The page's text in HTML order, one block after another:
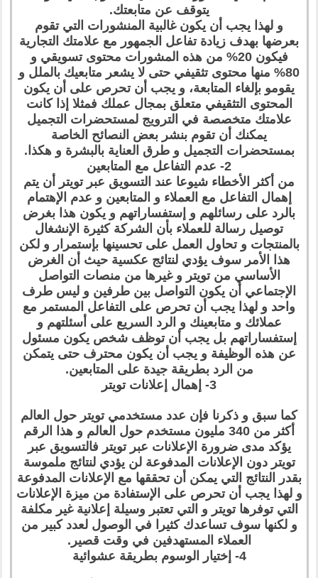
يتوقف عن متابعتك.
و لهذا يجب أن يكون غالبية المنشورات التي تقوم
بعرضها بهدف زيادة تفاعل الجمهور مع علامتك التجارية
فيكون 20% من هذه المشورات محتوى تسويقي و
80% منها محتوى تثقيفي حتى لا يشعر متابعيك بالملل و
يقومو بإلغاء المتابعة، و يجب أن تحرص على أن يكون
المحتوى التثقيفي متعلق بمجال عملك فمثلا إذا كانت
علامتك متخصصة في الترويج لمستحضرات التجميل
يمكنك أن تقوم بنشر بعض النصائح الخاصة
بمستحضرات التجميل و طرق العناية بالبشرة و هكذا.
2- عدم التفاعل مع المتابعين
من أكثر الأخطاء شيوعا عند التسويق عبر تويتر أن يتم
إهمال التفاعل مع العملاء و المتابعين و عدم الإهتمام
بالرد على رسائلهم و إستفساراتهم و يكون هذا بغرض
توصيل رسالة للعملاء بأن الشركة كثيرة الإنشغال
بالمنتجات و تحاول العمل على تحسينها بإستمرار و لكن
هذا الأمر سوف يؤدي لنتائج عكسية حيث أن الغرض
الأساسي من تويتر و غيرها من منصات التواصل
الإجتماعي أن يكون التواصل بين طرفين و ليس طرف
واحد و لهذا يجب أن تحرص على التفاعل المستمر مع
عملائك و متابعينك و الرد السريع على أسئلتهم و
إستفساراتهم بل يجب أن توظف شخص يكون مسئول
عن هذه الوظيفة و يجب أن يكون محترف حتى يتمكن
من الرد بطريقة جيدة على المتابعين.
3- إهمال إعلانات تويتر
كما سبق و ذكرنا فإن عدد مستخدمي تويتر حول العالم
أكثر من 340 مليون مستخدم حول العالم و هذا الرقم
يؤكد مدى ضرورة الإعلانات عبر تويتر فالتسويق عبر
تويتر دون الإعلانات المدفوعة لن يؤدي لنتائج ملموسة
بقدر النتائج التي يمكن أن تحققها مع الإعلانات المدفوعة
و لهذا يجب أن تحرص على الإستفادة من ميزة الإعلانات
التي توفرها تويتر و التي تعتبر وسيلة إعلانية غير مكلفة
و لكنها سوف تساعدك كثيرا في الوصول لعدد كبير من
العملاء المستهدفين في وقت قصير.
4- إختيار الوسوم بطريقة عشوائية